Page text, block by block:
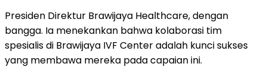
Presiden Direktur Brawijaya Healthcare, dengan
bangga. Ia menekankan bahwa kolaborasi tim
spesialis di Brawijaya IVF Center adalah kunci sukses
yang membawa mereka pada capaian ini.